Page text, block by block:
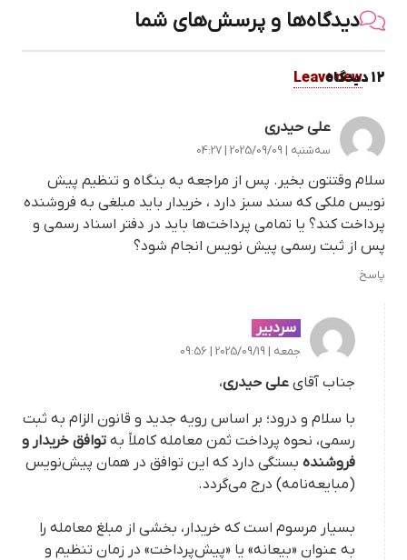
دیدگاه‌ها و پرسش‌های شما
12 دیدگاه.
Leave new
علی حیدری
سه‌شنبه | 2025/09/09 | 04:27
سلام وقتتون بخیر. پس از مراجعه به بنگاه و تنظیم پیش
نویس ملکی که سند سبز دارد ، خریدار باید مبلغی به فروشنده
پرداخت کند؟ یا تمامی پرداخت‌ها باید در دفتر اسناد رسمی و
پس از ثبت رسمی پیش نویس انجام شود؟
پاسخ
سردبیر
جمعه | 2025/09/19 | 09:56
جناب آقای علی حیدری،
با سلام و درود؛ بر اساس رویه جدید و قانون الزام به ثبت
رسمی، نحوه پرداخت ثمن معامله کاملاً به توافق خریدار و
فروشنده بستگی دارد که این توافق در همان پیش‌نویس
(مبایعه‌نامه) درج می‌گردد.
بسیار مرسوم است که خریدار، بخشی از مبلغ معامله را
به عنوان «بیعانه» یا «پیش‌پرداخت» در زمان تنظیم و